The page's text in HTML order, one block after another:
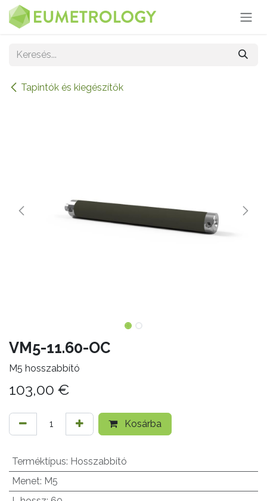
Kihagyás és továbblépés a tartalomhoz
Tapintók és kiegészítők
VM5-11.60-OC
M5 hosszabbító
103,00 €
Kosárba
Terméktípus: Hosszabbító
Menet: M5